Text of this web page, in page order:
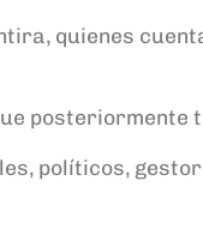
quienes
posteriormente
políticos,